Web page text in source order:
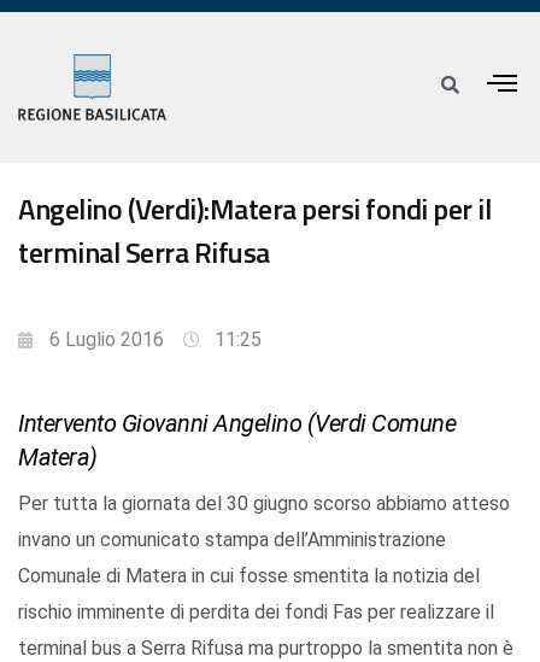
Angelino (Verdi):Matera persi fondi per il
terminal Serra Rifusa
6 Luglio 2016 11:25
Intervento Giovanni Angelino (Verdi Comune
Matera)
Per tutta la giornata del 30 giugno scorso abbiamo atteso
invano un comunicato stampa dell’Amministrazione
Comunale di Matera in cui fosse smentita la notizia del
rischio imminente di perdita dei fondi Fas per realizzare il
terminal bus a Serra Rifusa ma purtroppo la smentita non è